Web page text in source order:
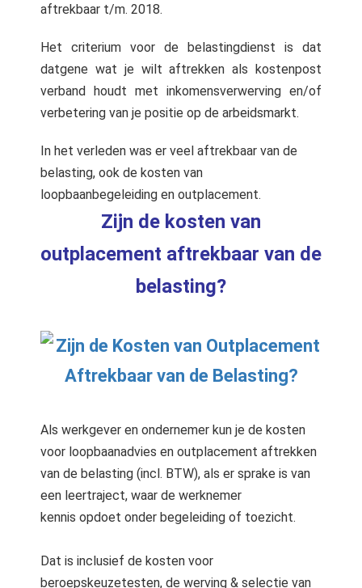
aftrekbaar t/m. 2018.
Het criterium voor de belastingdienst is dat
datgene wat je wilt aftrekken als kostenpost
verband houdt met inkomensverwerving en/of
verbetering van je positie op de arbeidsmarkt.
In het verleden was er veel aftrekbaar van de
belasting, ook de kosten van
loopbaanbegeleiding en outplacement.
Zijn de kosten van
outplacement aftrekbaar van de
belasting?
Als werkgever en ondernemer kun je de kosten
voor loopbaanadvies en outplacement aftrekken
van de belasting (incl. BTW), als er sprake is van
een leertraject, waar de werknemer
kennis opdoet onder begeleiding of toezicht.
Dat is inclusief de kosten voor
beroepskeuzetesten, de werving & selectie van
website-
van